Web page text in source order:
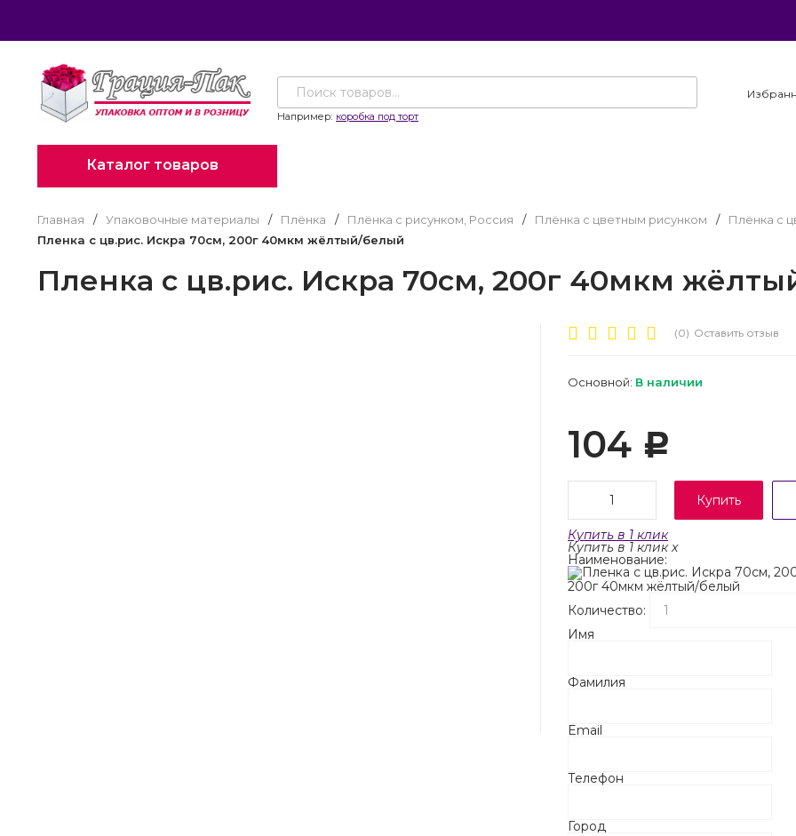
Например: коробка под торт
Каталог товаров
Главная / Упаковочные материалы / Плёнка / Плёнка с рисунком, Россия / Плёнка с цветным рисунком /
Плёнка с
Пленка с цв.рис. Искра 70см, 200г 40мкм жёлтый/белый
Пленка с цв.рис. Искра 70см, 200г 40мкм
(0) Оставить отзыв
Основной: В наличии
104 Р
Купить
Купить в 1 клик
Купить в 1 клик x
Наименование:
200г 40мкм жёлтый/белый
Количество:
Имя
Фамилия
Email
Телефон
Город